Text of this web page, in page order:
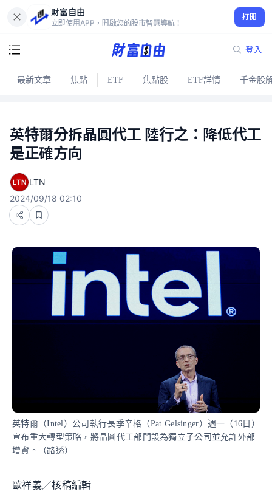
財富自由
立即使用APP，開啟您的股市智慧導航！
打開
登入
最新文章 焦點 ETF 焦點股 ETF詳情 千金股
英特爾分拆晶圓代工 陸行之：降低代工
是正確方向
LTN
2024/09/18 02:10
英特爾（Intel）公司執行長季辛格（Pat Gelsinger）週一（16日）
宣布重大轉型策略，將晶圓代工部門設為獨立子公司並允許外部
增資。（路透）
歐祥義／核稿編輯